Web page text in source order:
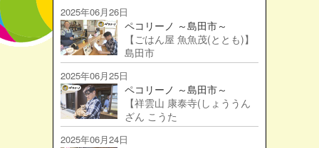
2025年06月26日
ペコリーノ ～島田市～
【ごはん屋 魚魚茂(ととも)】
島田市
2025年06月25日
ペコリーノ ～島田市～
【祥雲山 康泰寺(しょううん
ざん こうた
2025年06月24日